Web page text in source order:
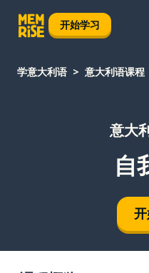
开始学习
学意大利语 意大利语课程
意大
自